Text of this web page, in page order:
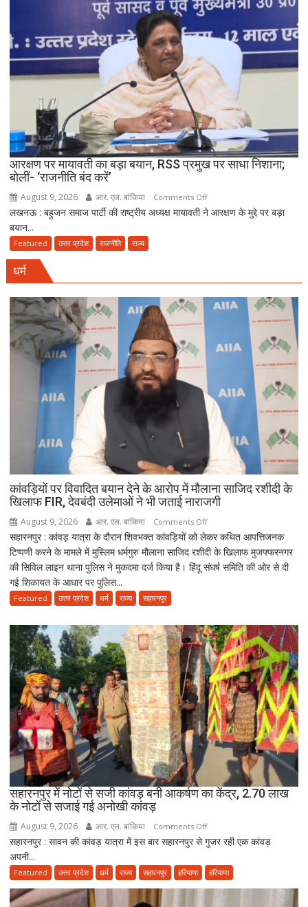
ठगी
बड़ा
ध्वस्त,
तीन
से
23
आरोपी
गिरफ्तार
आरक्षण पर मायावती का बड़ा बयान, RSS प्रमुख पर साधा निशाना;
बोलीं- ‘राजनीति बंद करें’
August 9, 2026 आर. एल. बांकिया Comments Offon
आरक्षण
RSS
साधा
‘राजनीति
करें’
लखनऊ : बहुजन समाज पार्टी की राष्ट्रीय अध्यक्ष मायावती ने आरक्षण के मुद्दे पर बड़ा
बयान...
Featured उत्तर प्रदेश राजनीति राज्य
धर्म
कांवड़ियों पर विवादित बयान देने के आरोप में मौलाना साजिद रशीदी के
खिलाफ FIR, देवबंदी उलेमाओं ने भी जताई नाराजगी
August 9, 2026 आर. एल. बांकिया Comments Offon
कांवड़ियों
पर
विवादित
आरोप
में
मौलाना
साजिद
रशीदी
के
खिलाफ
FIR,
देवबंदी
उलेमाओं
भी
नाराजगी
सहारनपुर : कांवड़ यात्रा के दौरान शिवभक्त कांवड़ियों को लेकर कथित आपत्तिजनक
टिप्पणी करने के मामले में मुस्लिम धर्मगुरु मौलाना साजिद रशीदी के खिलाफ मुजफ्फरनगर
की सिविल लाइन थाना पुलिस ने मुकदमा दर्ज किया है। हिंदू संघर्ष समिति की ओर से दी
गई शिकायत के आधार पर पुलिस...
Featured उत्तर प्रदेश धर्म राज्य सहारनपुर
सहारनपुर में नोटों से सजी कांवड़ बनी आकर्षण का केंद्र, 2.70 लाख
के नोटों से सजाई गई अनोखी कांवड़
August 9, 2026 आर. एल. बांकिया Comments Offon
सहारनपुर
नोटों
सहारनपुर : सावन की कांवड़ यात्रा में इस बार सहारनपुर से गुजर रही एक कांवड़
अपनी...
Featured उत्तर प्रदेश धर्म राज्य सहारनपुर हरियाणा हरियाणा